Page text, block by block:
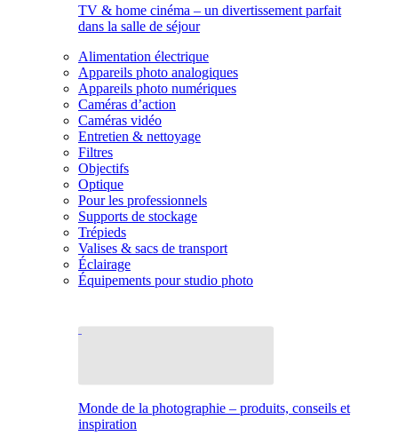
TV & home cinéma – un divertissement parfait
dans la salle de séjour
Alimentation électrique
Appareils photo analogiques
Appareils photo numériques
Caméras d’action
Caméras vidéo
Entretien & nettoyage
Filtres
Objectifs
Optique
Pour les professionnels
Supports de stockage
Trépieds
Valises & sacs de transport
Éclairage
Équipements pour studio photo
Monde de la photographie – produits, conseils et
inspiration